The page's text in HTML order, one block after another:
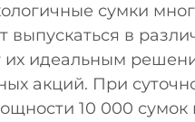
сумки
выпускаться в
их идеальным
акций. При
10 000 сумок